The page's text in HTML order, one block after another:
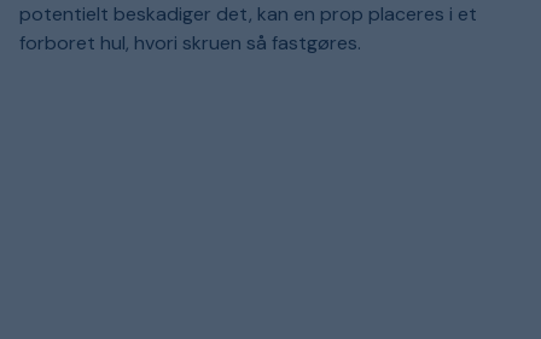
potentielt beskadiger det, kan en prop placeres i et
forboret hul, hvori skruen så fastgøres.